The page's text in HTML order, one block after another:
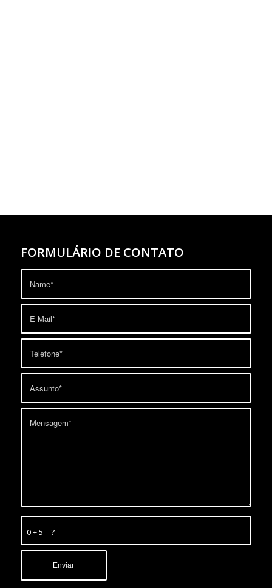
FORMULÁRIO DE CONTATO
0 + 5 = ?